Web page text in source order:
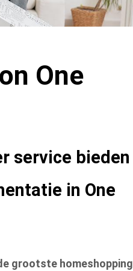
One
service bieden
in One
grootste